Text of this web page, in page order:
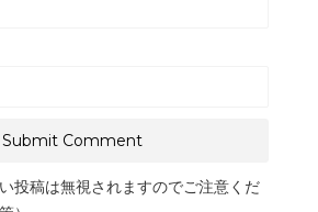
投稿は無視されますのでご注意くだ